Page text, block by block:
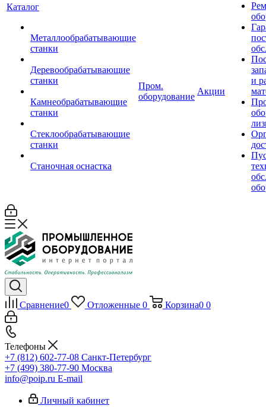
Каталог
Металлообрабатывающие
станки
Деревообрабатывающие
станки
Камнеобрабатывающие
станки
Стеклообрабатывающие
станки
Станочная оснастка
Пром.
оборудование
Акции
и
Сравнение0 Отложенные 0 Корзина0 0
Телефоны
+7 (812) 602-77-08 Санкт-Петербург
+7 (499) 380-77-90 Москва
info@poip.ru E-mail
Личный кабинет